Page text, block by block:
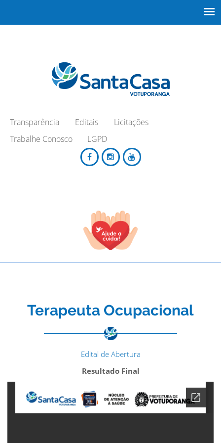
Transparência Editais
Licitações
Trabalhe Conosco
LGPD
Terapeuta Ocupacional
Edital de Abertura
Resultado Final